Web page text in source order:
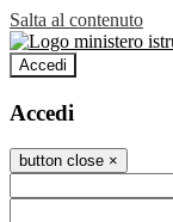
Salta al contenuto
Accedi
Accedi
button close ×